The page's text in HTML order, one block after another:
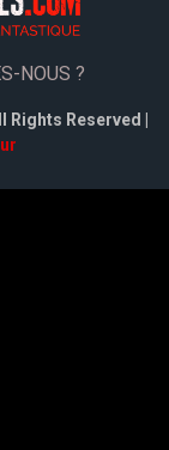
NOUS ?
Reserved |